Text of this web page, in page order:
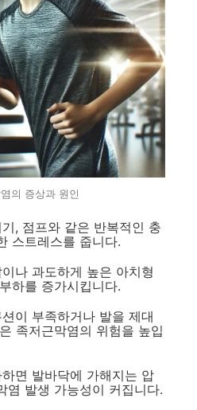
의 증상과 원인
, 점프와 같은 반복적인 충
스트레스를 줍니다.
나 과도하게 높은 아치형
하를 증가시킵니다.
이 부족하거나 발을 제대
족저근막염의 위험을 높입
면 발바닥에 가해지는 압
염 발생 가능성이 커집니다.